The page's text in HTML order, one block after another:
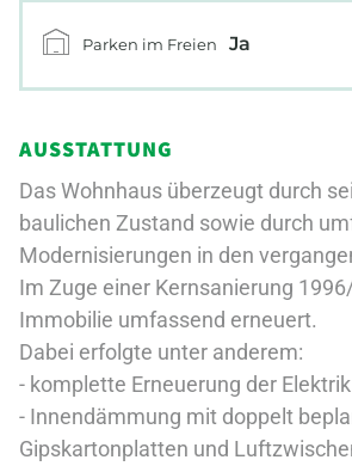
Parken im Freien Ja
AUSSTATTUNG
Das Wohnhaus überzeugt durch
baulichen Zustand sowie durch
Modernisierungen in den
Im Zuge einer Kernsanierung
Immobilie umfassend erneuert.
Dabei erfolgte unter anderem:
- komplette Erneuerung der Elektrik
- Innendämmung mit doppelt
Gipskartonplatten und